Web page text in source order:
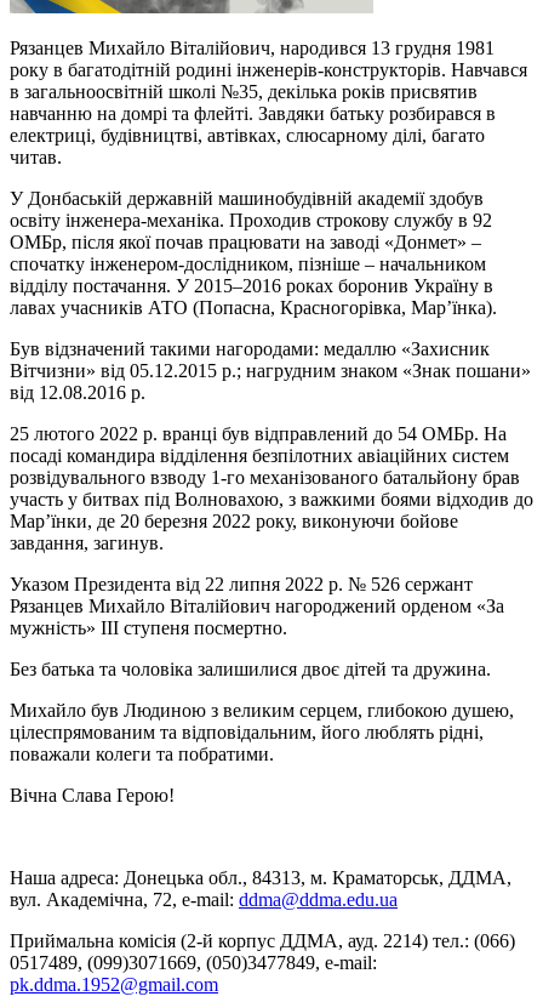
Рязанцев Михайло Віталійович, народився 13 грудня 1981
року в багатодітній родині інженерів-конструкторів. Навчався
в загальноосвітній школі №35, декілька років присвятив
навчанню на домрі та флейті. Завдяки батьку розбирався в
електриці, будівництві, автівках, слюсарному ділі, багато
читав.
У Донбаській державній машинобудівній академії здобув
освіту інженера-механіка. Проходив строкову службу в 92
ОМБр, після якої почав працювати на заводі «Донмет» –
спочатку інженером-дослідником, пізніше – начальником
відділу постачання. У 2015–2016 роках боронив Україну в
лавах учасників АТО (Попасна, Красногорівка, Мар’їнка).
Був відзначений такими нагородами: медаллю «Захисник
Вітчизни» від 05.12.2015 р.; нагрудним знаком «Знак пошани»
від 12.08.2016 р.
25 лютого 2022 р. вранці був відправлений до 54 ОМБр. На
посаді командира відділення безпілотних авіаційних систем
розвідувального взводу 1-го механізованого батальйону брав
участь у битвах під Волновахою, з важкими боями відходив до
Мар’їнки, де 20 березня 2022 року, виконуючи бойове
завдання, загинув.
Указом Президента від 22 липня 2022 р. № 526 сержант
Рязанцев Михайло Віталійович нагороджений орденом «За
мужність» III ступеня посмертно.
Без батька та чоловіка залишилися двоє дітей та дружина.
Михайло був Людиною з великим серцем, глибокою душею,
цілеспрямованим та відповідальним, його люблять рідні,
поважали колеги та побратими.
Вічна Слава Герою!
Наша адреса: Донецька обл., 84313, м. Краматорськ, ДДМА,
вул. Академічна, 72, е-mail: ddma@ddma.edu.ua
Приймальна комісія (2-й корпус ДДМА, ауд. 2214) тел.: (066)
0517489, (099)3071669, (050)3477849, e-mail:
pk.ddma.1952@gmail.com